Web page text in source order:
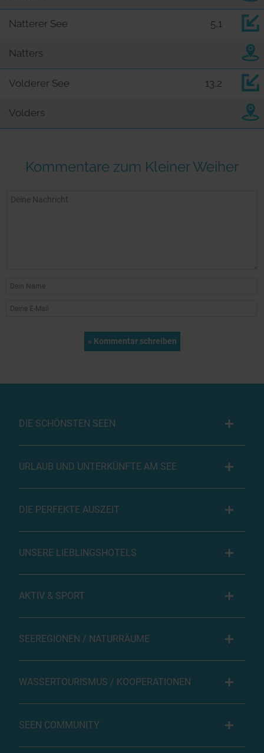
Natterer See 5,1
Natters
Volderer See 13,2
Volders
Kommentare zum Kleiner Weiher
DIE SCHÖNSTEN SEEN
URLAUB UND UNTERKÜNFTE AM SEE
DIE PERFEKTE AUSZEIT
UNSERE LIEBLINGSHOTELS
AKTIV & SPORT
SEEREGIONEN / NATURRÄUME
WASSERTOURISMUS / KOOPERATIONEN
SEEN COMMUNITY